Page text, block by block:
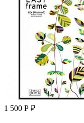
1 500 Р ₽